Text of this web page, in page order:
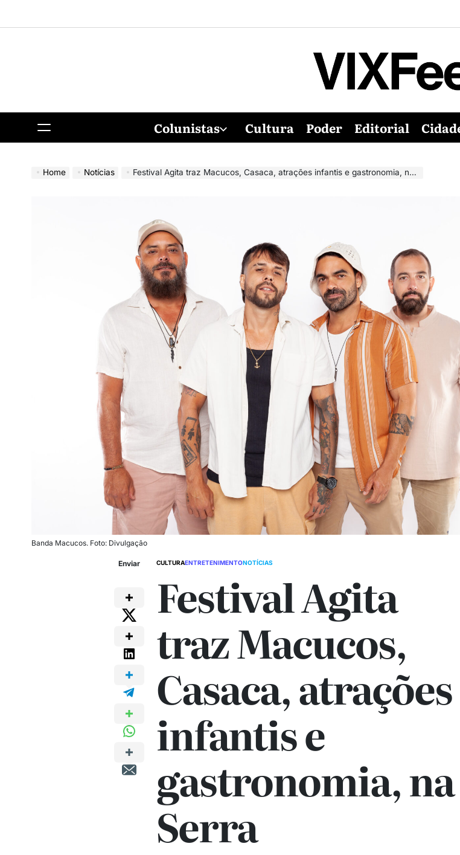
Colunistas Cultura Poder Editorial
Home Notícias Festival Agita traz Macucos, Casaca, atrações infantis e gastronomia, na Serra
Banda Macucos. Foto: Divulgação
Enviar CULTURAENTRETENIMENTONOTÍCIAS
Festival Agita
traz Macucos,
Casaca, atrações
infantis e
gastronomia, na
Serra